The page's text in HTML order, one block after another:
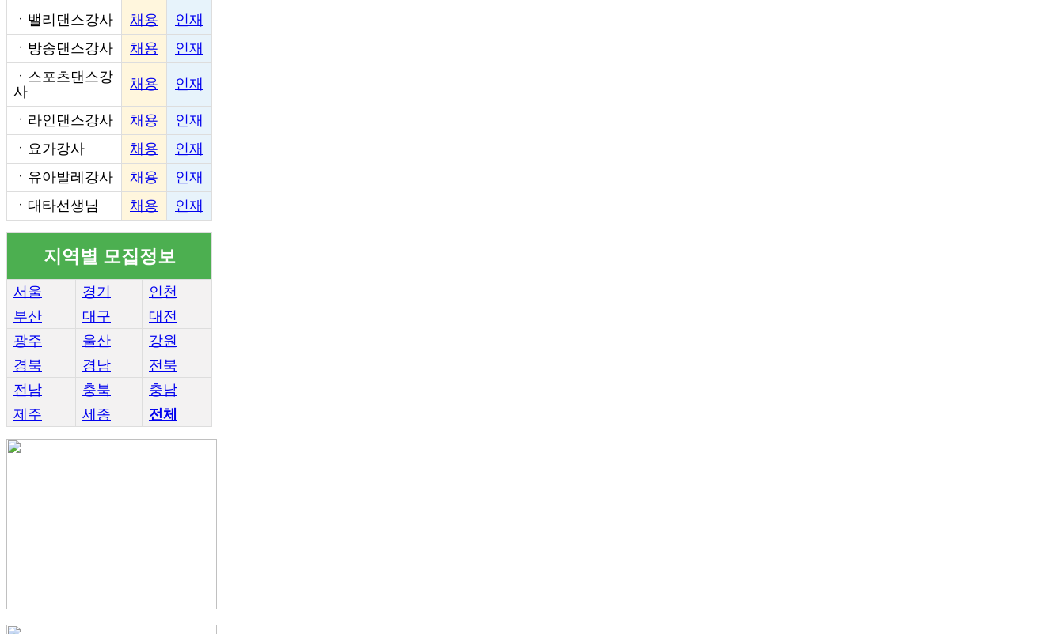
ㆍ 밸리댄스강사 채용
인재
ㆍ 방송댄스강사 채용
인재
ㆍ 스포츠댄스강
사
채용 인재
ㆍ 라인댄스강사 채용
인재
ㆍ 요가강사 채용
인재
ㆍ 유아발레강사 채용
인재
ㆍ 대타선생님 채용 인재
지역별 모집정보
서울 경기
인천
부산
대구
대전
광주
울산
강원
경북
경남
전북
전남
충북
충남
제주
세종 전체